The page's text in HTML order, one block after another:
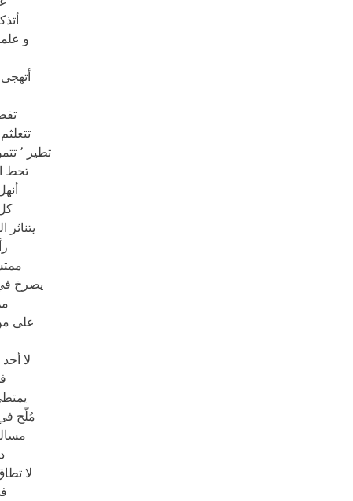
و
تطير ٬ تتموج الحركات فوق أناملي
تحط
يصرخ
على
لا
مُلّح
لا